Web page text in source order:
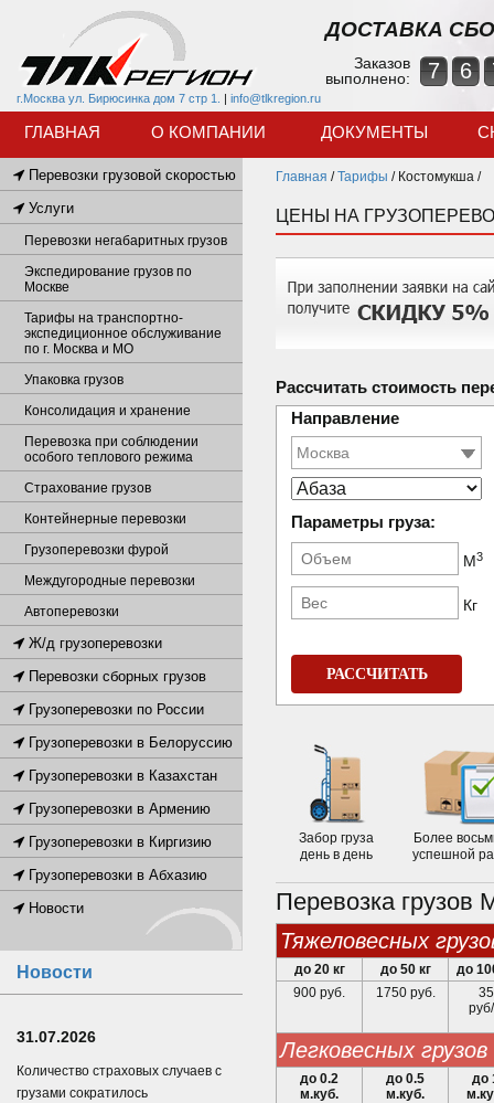
г.Москва ул. Бирюсинка дом 7 стр 1. | info@tlkregion.ru
ДОСТАВКА
Заказов
выполнено:
7 6
ГЛАВНАЯ О КОМПАНИИ ДОКУМЕНТЫ
Главная /Тарифы / Костомукша /
ЦЕНЫ НА
Рассчитать стоимость
Направление
Параметры груза:
М3
Кг
РАССЧИТАТЬ
Забор груза
день в день
Более
успешной
Перевозка грузов
тяжеловесных
до 20 кг до 50 кг
до
900 руб.
1750 руб.
35
руб/
легковесных грузов
до 0.2
м.куб.
до 0.5
м.куб.
до
Перевозки грузовой скоростью
Услуги
Перевозки негабаритных грузов
Экспедирование грузов по
Москве
Тарифы на транспортно-
экспедиционное обслуживание
по г. Москва и МО
Упаковка грузов
Консолидация и хранение
Перевозка при соблюдении
особого теплового режима
Страхование грузов
Контейнерные перевозки
Грузоперевозки фурой
Междугородные перевозки
Автоперевозки
Ж/д грузоперевозки
Перевозки сборных грузов
Грузоперевозки по России
Грузоперевозки в Белоруссию
Грузоперевозки в Казахстан
Грузоперевозки в Армению
Грузоперевозки в Киргизию
Грузоперевозки в Абхазию
Новости
Новости
31.07.2026
Количество страховых случаев с
грузами сократилось